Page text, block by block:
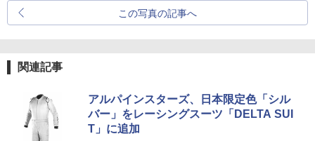
この写真の記事へ
関連記事
アルパインスターズ、日本限定色「シル
バー」をレーシングスーツ「DELTA SUI
T」に追加